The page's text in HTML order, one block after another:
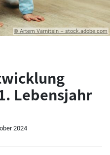
© Artem Varnitsin – stock.adobe.com
Lebensjahr
2024